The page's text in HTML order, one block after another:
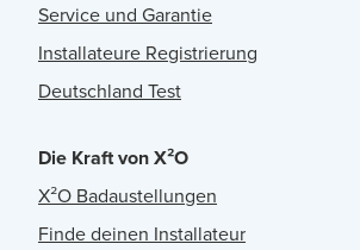
Service und Garantie
Installateure Registrierung
Deutschland Test
Die Kraft von X²O
X²O Badaustellungen
Finde deinen Installateur